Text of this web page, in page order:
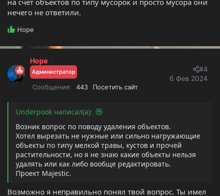
нечего не ответили.
Р
а
ц
и
и
Hope
Hope
Администратор
Сообщения 443 Посетить сайт
6 Фев 2024
#4
Underpook написал(а):
Возник вопрос по поводу удаления объектов.
Хотел вырезать не нужные или сильно нагружающие
объекты по типу мелкой травы, кустов и прочей
растительности, но я не знаю какие объекты нельзя
удалять или как либо вообще редактировать.
Проект Majestic.
Возможно я неправильно понял твой вопрос. Ты имел